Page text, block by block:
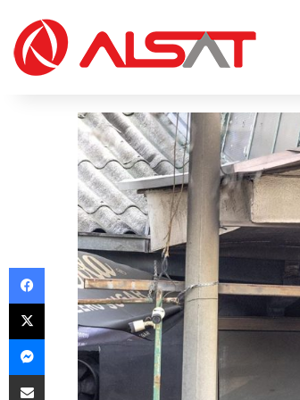
Facebook
X
Messenger
Share via Email